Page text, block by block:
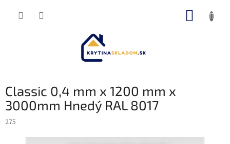
Classic 0,4 mm x 1200 mm x
3000mm Hnedý RAL 8017
275